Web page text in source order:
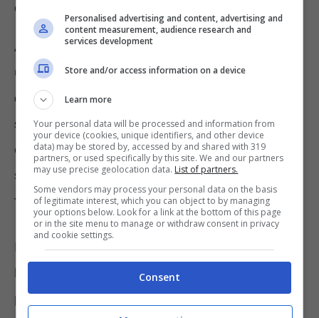
ed ecco quali benefici otterrai
Avere del verde in casa è sicuramente
un’ottima idea, e per tante ragioni.Le piante
donano un senso di relax e armonia, e poi
sono altamente decorative.Secondo
diverse culture, inoltre, alcune di esse
sarebbero portatrici di soldi, benessere psico
fisico e fortuna.
La prima pianta che dovremmo avere sul
balcone o nel giardino è l’alloro
potremo utilizzare le sue foglie per insaporire
Personalised advertising and content, advertising and
content measurement, audience research and
services development
Store and/or access information on a device
Learn more
Your personal data will be processed and information from
your device (cookies, unique identifiers, and other device
data) may be stored by, accessed by and shared with 319
partners, or used specifically by this site. We and our partners
may use precise geolocation data. List of partners.
Some vendors may process your personal data on the basis
of legitimate interest, which you can object to by managing
your options below. Look for a link at the bottom of this page
or in the site menu to manage or withdraw consent in privacy
and cookie settings.
Consent